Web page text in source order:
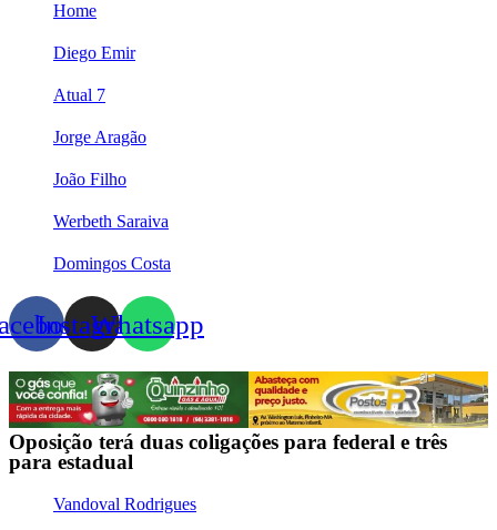
Home
Diego Emir
Atual 7
Jorge Aragão
João Filho
Werbeth Saraiva
Domingos Costa
InstagramWhatsapp
Oposição terá duas coligações para federal e três
para estadual
Vandoval Rodrigues